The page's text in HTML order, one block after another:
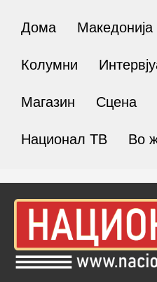
Дома Македонија
Колумни
Магазин Сцена
Национал ТВ Во